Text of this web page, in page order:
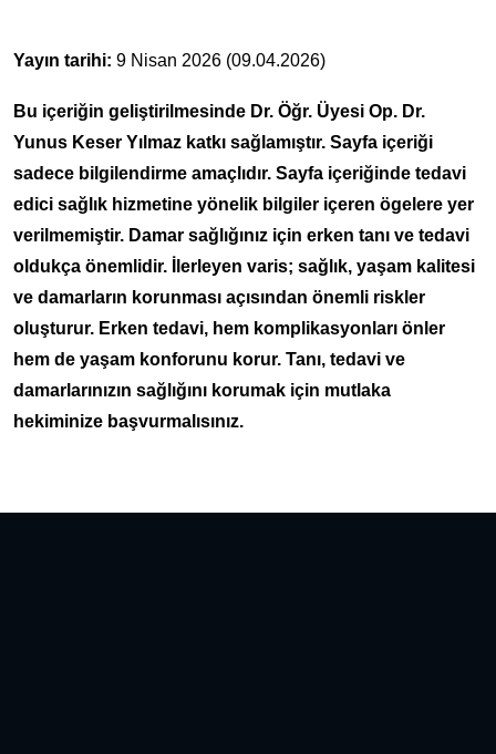
Yayın tarihi: 9 Nisan 2026 (09.04.2026)
Bu içeriğin geliştirilmesinde Dr. Öğr. Üyesi Op. Dr.
Yunus Keser Yılmaz katkı sağlamıştır. Sayfa içeriği
sadece bilgilendirme amaçlıdır. Sayfa içeriğinde tedavi
edici sağlık hizmetine yönelik bilgiler içeren ögelere yer
verilmemiştir. Damar sağlığınız için erken tanı ve tedavi
oldukça önemlidir. İlerleyen varis; sağlık, yaşam kalitesi
ve damarların korunması açısından önemli riskler
oluşturur. Erken tedavi, hem komplikasyonları önler
hem de yaşam konforunu korur. Tanı, tedavi ve
damarlarınızın sağlığını korumak için mutlaka
hekiminize başvurmalısınız.